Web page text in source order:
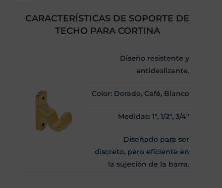
CARACTERÍSTICAS DE SOPORTE DE
TECHO PARA CORTINA
Diseño resistente y
antideslizante.
Color: Dorado, Café, Blanco
Medidas: 1", 1/2", 3/4"
Diseñado para ser
discreto, pero eficiente en
la sujeción de la barra.